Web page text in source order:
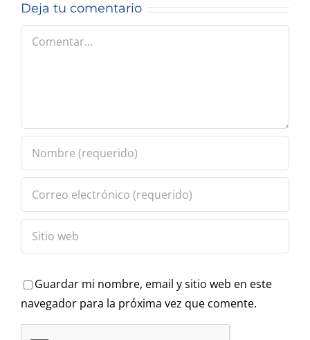
ciclo: las
claves para
Deja tu comentario
Comentar
Guardar mi nombre, email y sitio web en este
navegador para la próxima vez que comente.